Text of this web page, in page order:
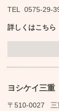
TEL
0575-29-
詳しくはこちら
ヨシケイ三重
〒510-0027